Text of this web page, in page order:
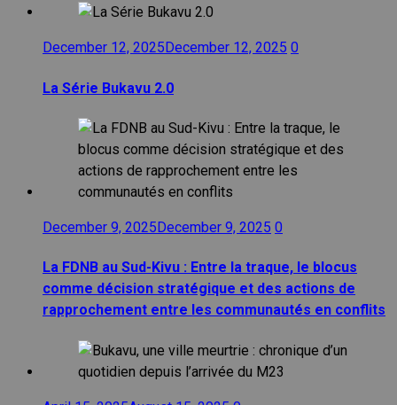
December 12, 2025 December 12, 2025 0
La Série Bukavu 2.0
December 9, 2025December 9, 2025 0
La FDNB au Sud-Kivu : Entre la traque, le blocus
comme décision stratégique et des actions de
rapprochement entre les communautés en conflits